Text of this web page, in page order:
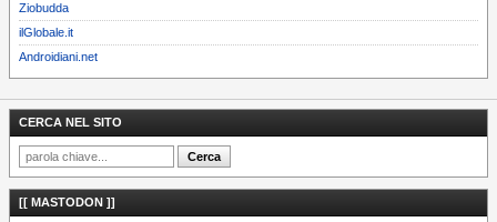
Ziobudda
ilGlobale.it
Androidiani.net
CERCA NEL SITO
[[ MASTODON ]]